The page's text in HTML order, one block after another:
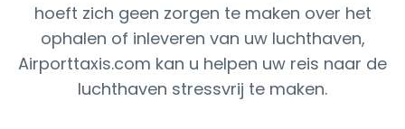
hoeft zich geen zorgen te maken over het
ophalen of inleveren van uw luchthaven,
Airporttaxis.com kan u helpen uw reis naar de
luchthaven stressvrij te maken.